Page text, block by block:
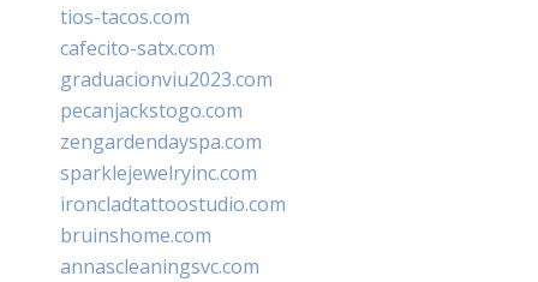
tios-tacos.com
cafecito-satx.com
graduacionviu2023.com
pecanjackstogo.com
zengardendayspa.com
sparklejewelryinc.com
ironcladtattoostudio.com
bruinshome.com
annascleaningsvc.com